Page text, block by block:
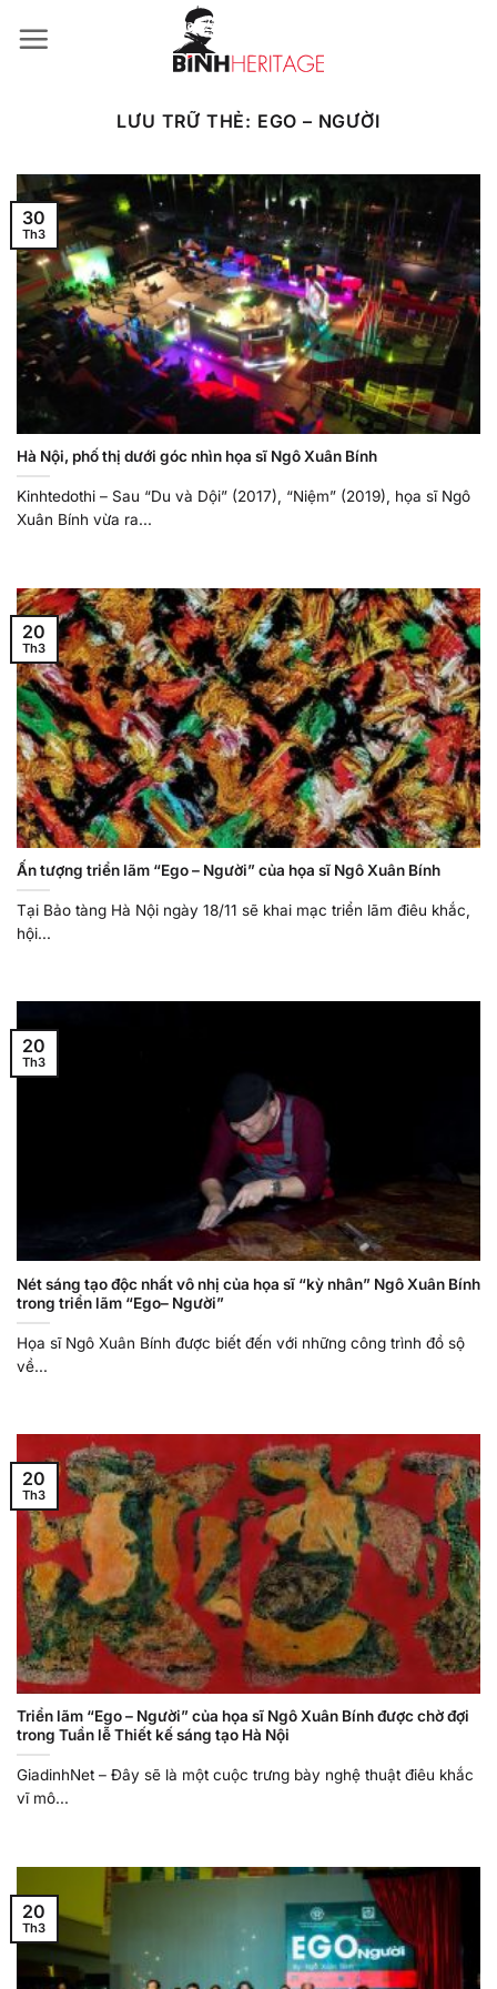
qua
LƯU TRỮ THẺ: EGO – NGƯỜI
Hà Nội, phố thị dưới góc nhìn họa sĩ Ngô Xuân Bính
Kinhtedothi – Sau “Du và Dội” (2017), “Niệm” (2019), họa sĩ Ngô
Xuân Bính vừa ra...
30
Th3
Ấn tượng triển lãm “Ego – Người” của họa sĩ Ngô Xuân Bính
Tại Bảo tàng Hà Nội ngày 18/11 sẽ khai mạc triển lãm điêu khắc,
hội...
20
Th3
Nét sáng tạo độc nhất vô nhị của họa sĩ “kỳ nhân” Ngô Xuân Bính
trong triển lãm “Ego– Người”
Họa sĩ Ngô Xuân Bính được biết đến với những công trình đồ sộ
về...
20
Th3
Triển lãm “Ego – Người” của họa sĩ Ngô Xuân Bính được chờ đợi
trong Tuần lễ Thiết kế sáng tạo Hà Nội
GiadinhNet – Đây sẽ là một cuộc trưng bày nghệ thuật điêu khắc
vĩ mô...
20
Th3
20
Th3